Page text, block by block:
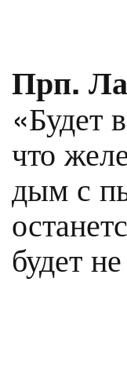
Прп.
«Будет
что
дым с
будет